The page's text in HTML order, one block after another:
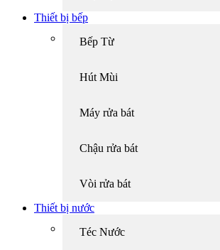
Thiết bị bếp
Bếp Từ
Hút Mùi
Máy rửa bát
Chậu rửa bát
Vòi rửa bát
Thiết bị nước
Téc Nước